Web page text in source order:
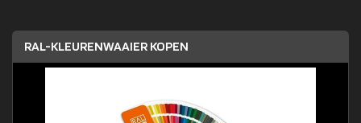
RAL-KLEURENWAAIER KOPEN